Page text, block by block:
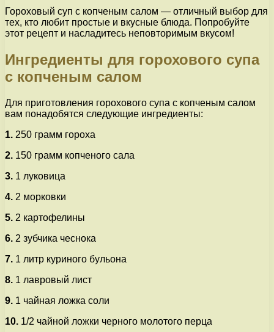
Гороховый суп с копченым салом — отличный выбор для
тех, кто любит простые и вкусные блюда. Попробуйте
этот рецепт и насладитесь неповторимым вкусом!
Ингредиенты для горохового супа
с копченым салом
Для приготовления горохового супа с копченым салом
вам понадобятся следующие ингредиенты:
1. 250 грамм гороха
2. 150 грамм копченого сала
3. 1 луковица
4. 2 морковки
5. 2 картофелины
6. 2 зубчика чеснока
7. 1 литр куриного бульона
8. 1 лавровый лист
9. 1 чайная ложка соли
10. 1/2 чайной ложки черного молотого перца